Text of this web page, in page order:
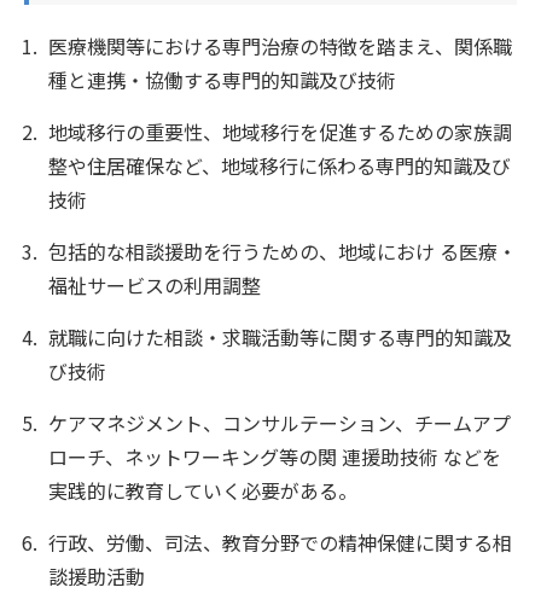
医療機関等における専門治療の特徴を踏まえ、関係職
種と連携・協働する専門的知識及び技術
地域移行の重要性、地域移行を促進するための家族調
整や住居確保など、地域移行に係わる専門的知識及び
技術
包括的な相談援助を行うための、地域におけ る医療・
福祉サービスの利用調整
就職に向けた相談・求職活動等に関する専門的知識及
び技術
ケアマネジメント、コンサルテーション、チームアプ
ローチ、ネットワーキング等の関 連援助技術 などを
実践的に教育していく必要がある。
行政、労働、司法、教育分野での精神保健に関する相
談援助活動